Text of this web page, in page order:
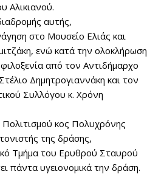
Αλικιανού.
αυτής,
στο Μουσείο Ελιάς και
ενώ κατά την ολοκλήρωση
από τον Αντιδήμαρχο
Δημητρογιαννάκη και τον
Συλλόγου κ. Χρόνη
κος Πολυχρόνης
της δράσης,
Τμήμα του Ερυθρού Σταυρού
πάντα υγειονομικά την δράση.